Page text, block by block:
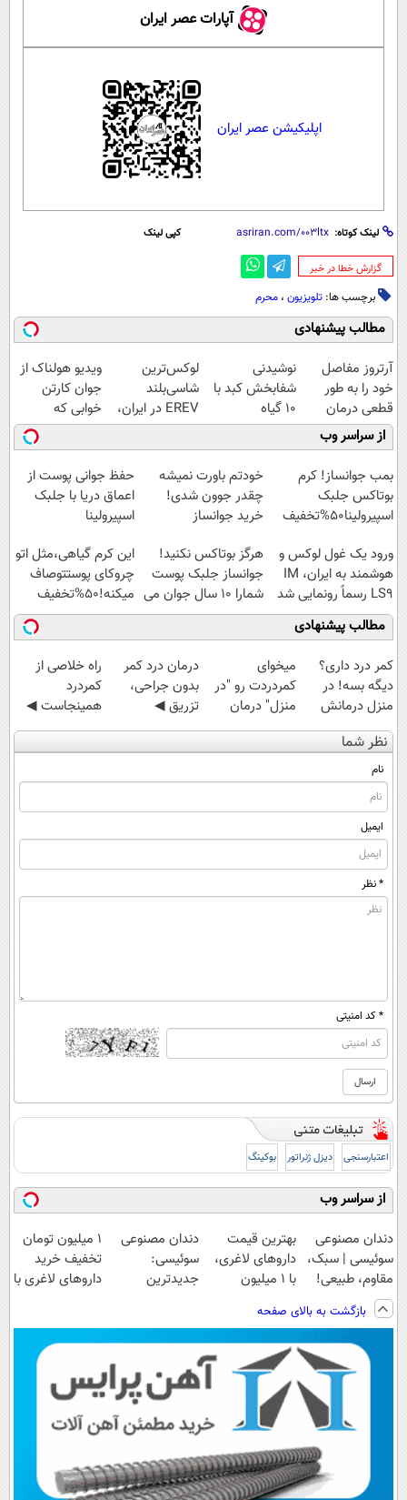
آپارات عصر ایران
اپلیکیشن عصر ایران
لینک کوتاه: کپی لینک
‌گزارش خطا در خبر
برچسب ها: تلویزیون ، محرم
مطالب پیشنهادی
آرتروز مفاصل
خود را به طور
قطعی درمان
کنید!
◗پرسش‌نامه◖
نوشیدنی
شفابخش کبد با
10 گیاه
موثر(تخفیف تا
امشب)
لوکس‌ترین
شاسی‌بلند
EREV در ایران،
توسط نیکا موتور
رونمایی شد!
ویدیو هولناک از
جوان کارتن
خوابی که
میلیاردر شد.
آموزش رایگان
از سراسر وب
بمب جوانساز! کرم
بوتاکس جلبک
اسپیرولینا50%تخفیف
خودتم باورت نمیشه
چقدر جوون شدی!
خرید جوانساز
ویژه
حفظ جوانی پوست از
اعماق دریا با جلبک
اسپیرولینا
ورود یک غول لوکس و
هوشمند به ایران، IM
LS9 رسماً رونمایی شد
هرگز بوتاکس نکنید!
جوانساز جلبک پوست
شمارا ۱۰ سال جوان می
کند
این کرم گیاهی،مثل اتو
چروکای پوستتوصاف
میکنه!50%تخفیف
مطالب پیشنهادی
کمر درد داری؟
دیگه بسه! در
منزل درمانش
کن
(◀پرسش‌نامه)
میخوای
کمردردت رو "در
منزل" درمان
کنی؟ (◂فیلم +
◂پرسش‌نامه)
درمان درد کمر
بدون جراحی،
تزریق ◀
پرسش‌نامه رو پر
کن ▶
‌راه خلاصی از
کمردرد
همینجاست ◀
فقط کافیه فرم
رو پر کنی!
نظر شما
نام
ایمیل
* نظر
* کد امنیتی
اعتبارسنجی دیزل ژنراتور بوکینگ
از سراسر وب
دندان مصنوعی
سوئیسی | سبک،
مقاوم، طبیعی!
ویزیت
رایگان+پرداخت
اقساطی😍
بهترین قیمت
داروهای لاغری،
با ۱ میلیون
از داروخانه‌
دندان مصنوعی
سوئیسی:
جدیدترین
پرداخت قسطی
1 میلیون تومان
تخفیف خرید
داروهای لاغری با
یخ!
بازگشت به بالای صفحه